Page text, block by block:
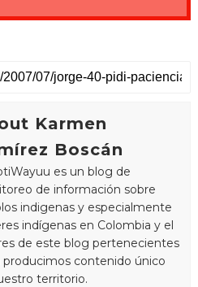
Karmen
Boscán
es un blog de
de información sobre
indigenas y especialmente
indígenas en Colombia y el
de este blog pertenecientes
contenido único
territorio.